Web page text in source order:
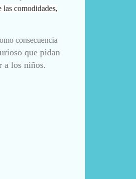
comodidades,
consecuencia
que pidan
a los niños.